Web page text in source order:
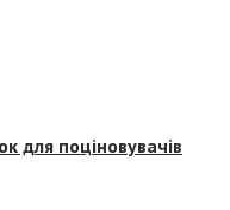
для поціновувачів